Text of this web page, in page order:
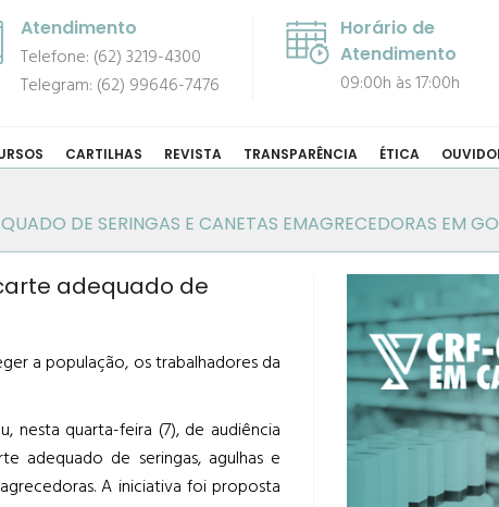
Atendimento
Telefone: (62) 3219-4300
Telegram: (62) 99646-7476
Horário de
Atendimento
09:00h às 17:00h
CARTILHAS REVISTA TRANSPARÊNCIA ÉTICA
DE SERINGAS E CANETAS EMAGRECEDORAS EM
adequado de
a população, os trabalhadores da
nesta quarta-feira (7), de audiência
adequado de seringas, agulhas e
A iniciativa foi proposta